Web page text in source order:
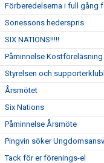
Förberedelserna i full gång
Sonessons hederspris
SIX NATIONS!!!!!
Påminnelse Kostföreläsning
Styrelsen och
Årsmötet
Six Nations
Påminnelse Årsmöte
Pingvin söker
Tack för er förenings-el